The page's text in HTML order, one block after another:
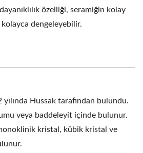
özelliği, seramiğin kolay
kolayca dengeleyebilir.
Hussak tarafından bulundu.
veya baddeleyit içinde bulunur.
kristal, kübik kristal ve